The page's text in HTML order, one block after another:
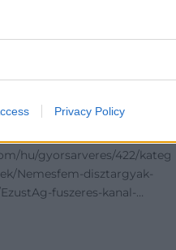
Privacy Policy
hu/gyorsarveres/422/
Nemesfem-disztargyak-
fuszeres-kanal-